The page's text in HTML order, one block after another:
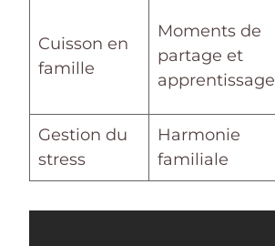
Cuisson en
famille
Moments de
partage et
apprentissage
Gestion du
stress
Harmonie
familiale